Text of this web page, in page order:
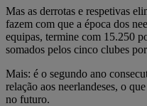
Mas as derrotas e respetivas
fazem com que a época dos
equipas, termine com 15.250
somados pelos cinco clubes
Mais: é o segundo ano
relação aos neerlandeses, o
no futuro.